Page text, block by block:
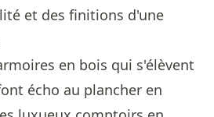
et des finitions d'une
en bois qui s'élèvent
écho au plancher en